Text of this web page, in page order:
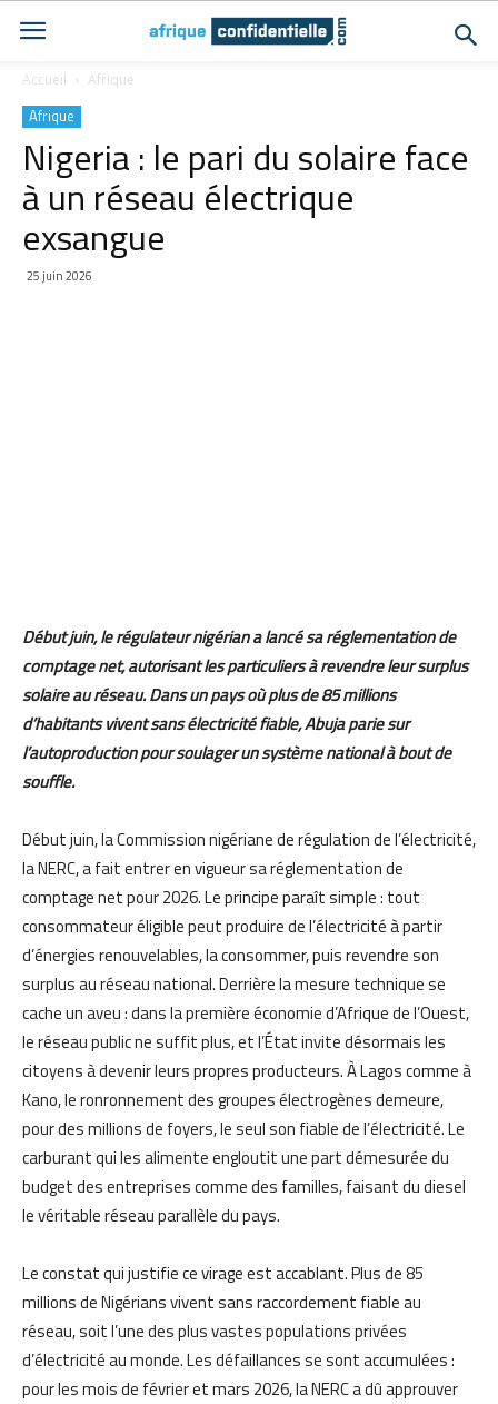
Accueil Afrique
Afrique
Nigeria : le pari du solaire face
à un réseau électrique
exsangue
25 juin 2026
Début juin, le régulateur nigérian a lancé sa réglementation de
comptage net, autorisant les particuliers à revendre leur surplus
solaire au réseau. Dans un pays où plus de 85 millions
d’habitants vivent sans électricité fiable, Abuja parie sur
l’autoproduction pour soulager un système national à bout de
souffle.
Début juin, la Commission nigériane de régulation de l’électricité,
la NERC, a fait entrer en vigueur sa réglementation de
comptage net pour 2026. Le principe paraît simple : tout
consommateur éligible peut produire de l’électricité à partir
d’énergies renouvelables, la consommer, puis revendre son
surplus au réseau national. Derrière la mesure technique se
cache un aveu : dans la première économie d’Afrique de l’Ouest,
le réseau public ne suffit plus, et l’État invite désormais les
citoyens à devenir leurs propres producteurs. À Lagos comme à
Kano, le ronronnement des groupes électrogènes demeure,
pour des millions de foyers, le seul son fiable de l’électricité. Le
carburant qui les alimente engloutit une part démesurée du
budget des entreprises comme des familles, faisant du diesel
le véritable réseau parallèle du pays.
Le constat qui justifie ce virage est accablant. Plus de 85
millions de Nigérians vivent sans raccordement fiable au
réseau, soit l’une des plus vastes populations privées
d’électricité au monde. Les défaillances se sont accumulées :
pour les mois de février et mars 2026, la NERC a dû approuver